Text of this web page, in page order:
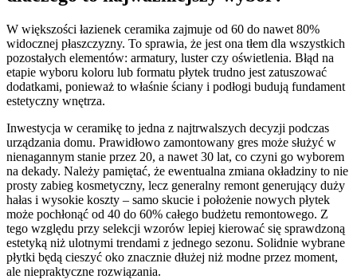
W większości łazienek ceramika zajmuje od 60 do nawet 80%
widocznej płaszczyzny. To sprawia, że jest ona tłem dla wszystkich
pozostałych elementów: armatury, luster czy oświetlenia. Błąd na
etapie wyboru koloru lub formatu płytek trudno jest zatuszować
dodatkami, ponieważ to właśnie ściany i podłogi budują fundament
estetyczny wnętrza.
Inwestycja w ceramikę to jedna z najtrwalszych decyzji podczas
urządzania domu. Prawidłowo zamontowany gres może służyć w
nienagannym stanie przez 20, a nawet 30 lat, co czyni go wyborem
na dekady. Należy pamiętać, że ewentualna zmiana okładziny to nie
prosty zabieg kosmetyczny, lecz generalny remont generujący duży
hałas i wysokie koszty – samo skucie i położenie nowych płytek
może pochłonąć od 40 do 60% całego budżetu remontowego. Z
tego względu przy selekcji wzorów lepiej kierować się sprawdzoną
estetyką niż ulotnymi trendami z jednego sezonu. Solidnie wybrane
płytki będą cieszyć oko znacznie dłużej niż modne przez moment,
ale niepraktyczne rozwiązania.